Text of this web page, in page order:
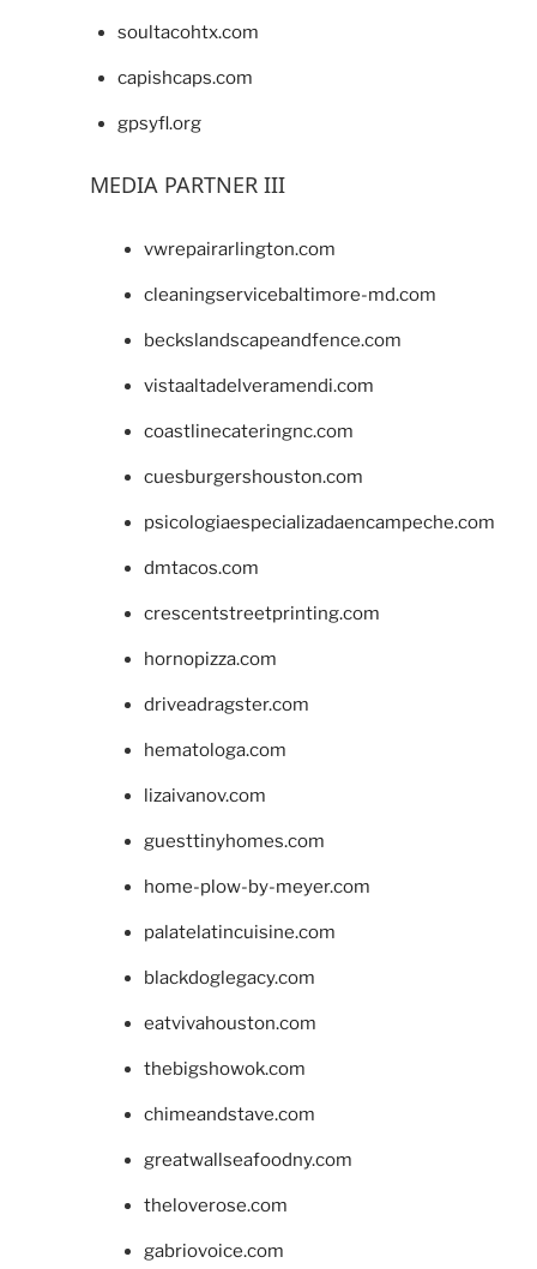
soultacohtx.com
capishcaps.com
gpsyfl.org
MEDIA PARTNER III
vwrepairarlington.com
cleaningservicebaltimore-md.com
beckslandscapeandfence.com
vistaaltadelveramendi.com
coastlinecateringnc.com
cuesburgershouston.com
psicologiaespecializadaencampeche.com
dmtacos.com
crescentstreetprinting.com
hornopizza.com
driveadragster.com
hematologa.com
lizaivanov.com
guesttinyhomes.com
home-plow-by-meyer.com
palatelatincuisine.com
blackdoglegacy.com
eatvivahouston.com
thebigshowok.com
chimeandstave.com
greatwallseafoodny.com
theloverose.com
gabriovoice.com